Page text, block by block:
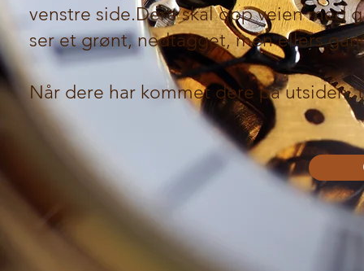
venstre side.Dere skal opp veien med
ser et grønt, nedtagget, men ellers
Når dere har kommet dere på utsiden,